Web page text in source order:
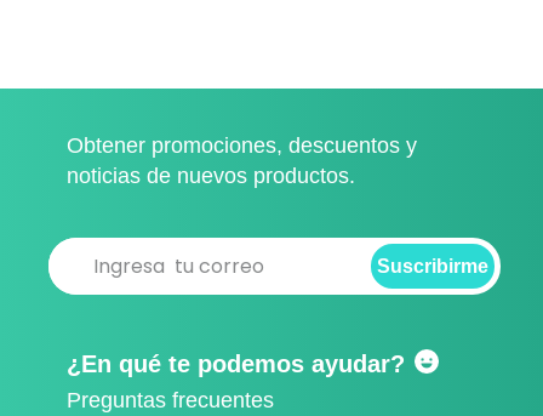
Obtener promociones, descuentos y
noticias de nuevos productos.
Suscribirme
¿En qué te podemos ayudar?
Preguntas frecuentes